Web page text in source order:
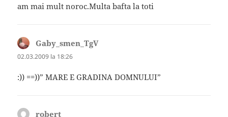
am mai mult noroc.Multa bafta la toti
Gaby_smen_TgVspune:
02.03.2009 la 18:26
:)) ==))” MARE E GRADINA DOMNULUI”
robert